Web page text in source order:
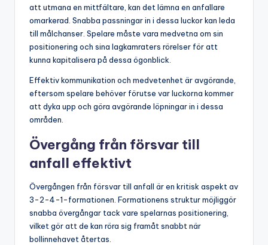
att utmana en mittfältare, kan det lämna en anfallare
omarkerad. Snabba passningar in i dessa luckor kan leda
till målchanser. Spelare måste vara medvetna om sin
positionering och sina lagkamraters rörelser för att
kunna kapitalisera på dessa ögonblick.
Effektiv kommunikation och medvetenhet är avgörande,
eftersom spelare behöver förutse var luckorna kommer
att dyka upp och göra avgörande löpningar in i dessa
områden.
Övergång från försvar till
anfall effektivt
Övergången från försvar till anfall är en kritisk aspekt av
3-2-4-1-formationen. Formationens struktur möjliggör
snabba övergångar tack vare spelarnas positionering,
vilket gör att de kan röra sig framåt snabbt när
bollinnehavet återtas.